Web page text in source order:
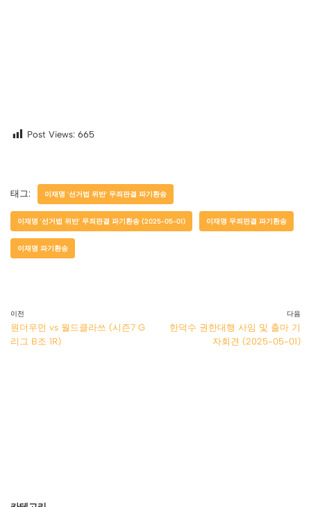
Post Views: 665
태그: 이재명 '선거법 위반' 무죄판결 파기환송
이재명 '선거법 위반' 무죄판결 파기환송 (2025-05-01) 이재명 무죄판결 파기환송
이재명 파기환송
이전
원더우먼 vs 월드클라쓰 (시즌7 G
리그 B조 1R)
다음
한덕수 권한대행 사임 및 출마 기
자회견 (2025-05-01)